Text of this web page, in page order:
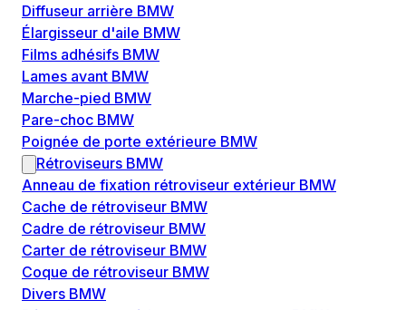
Diffuseur arrière BMW
Élargisseur d'aile BMW
Films adhésifs BMW
Lames avant BMW
Marche-pied BMW
Pare-choc BMW
Poignée de porte extérieure BMW
Rétroviseurs BMW
Anneau de fixation rétroviseur extérieur BMW
Cache de rétroviseur BMW
Cadre de rétroviseur BMW
Carter de rétroviseur BMW
Coque de rétroviseur BMW
Divers BMW